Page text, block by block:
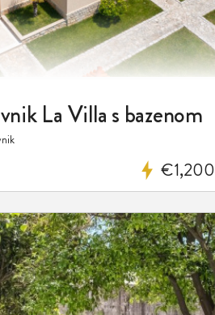
La Villa s bazenom
€1,200